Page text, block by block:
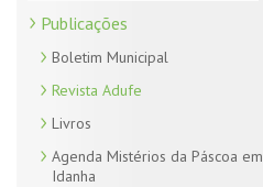
Publicações
Boletim Municipal
Revista Adufe
Livros
Agenda Mistérios da Páscoa em
Idanha